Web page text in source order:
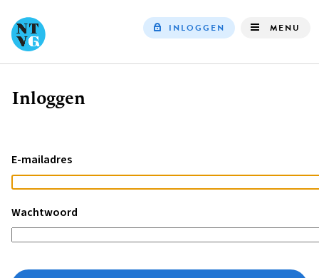
INLOGGEN MENU
Kruimelpad
Inloggen
E-mailadres
Wachtwoord